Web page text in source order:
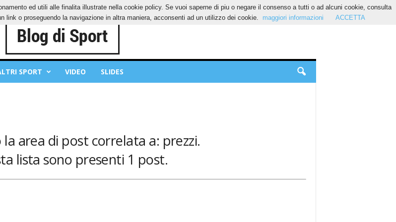
SPORT VIDEO SLIDES
la area di post correlata a: prezzi.
lista sono presenti 1 post.
ed utili alle finalita illustrate nella cookie policy. Se vuoi saperne di piu o negare il consenso a tutti o ad alcuni cookie, consulta
link o proseguendo la navigazione in altra maniera, acconsenti ad un utilizzo dei cookie.
maggiori informazioni ACCETTA